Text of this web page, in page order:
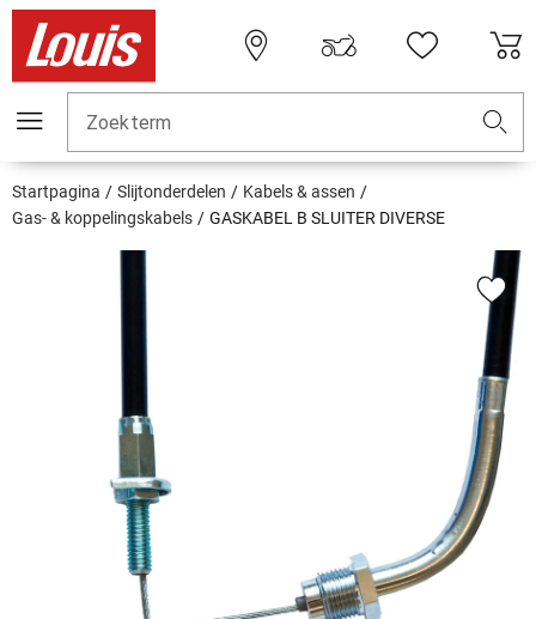
Zoekterm
Startpagina Slijtonderdelen
Kabels & assen
Gas- & koppelingskabels
GASKABEL B SLUITER DIVERSE